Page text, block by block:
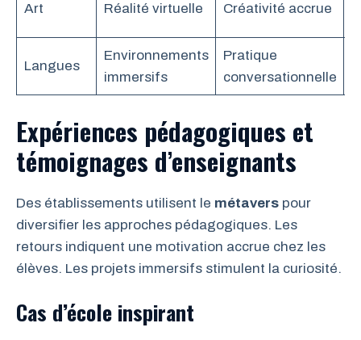
Art Réalité virtuelle Créativité accrue
Langues
Environnements
immersifs
Pratique
conversationnelle
Expériences pédagogiques et
témoignages d’enseignants
Des établissements utilisent le métavers pour
diversifier les approches pédagogiques. Les
retours indiquent une motivation accrue chez les
élèves. Les projets immersifs stimulent la curiosité.
Cas d’école inspirant